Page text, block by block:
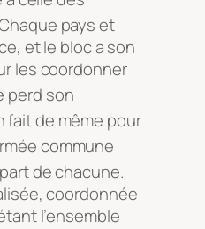
pays et
et le bloc a son
les coordonner
perd son
fait de même pour
commune
de chacune.
coordonnée
l’ensemble